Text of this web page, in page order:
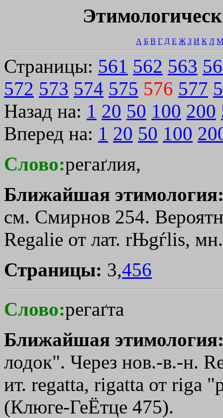
А Б В Г Д Е Ж З И К Л М
Страницы: 561 562 563
572 573 574 575 576 577
Назад на: 1 20 50 100 200
Вперед на: 1 20 50 100
Слово:регаґлия,
Ближайшая
см. Смирнов 254.
Regalie от лат. rЊgѓlis,
Страницы: 3,456
Слово:регаґта
Ближайшая
лодок". Через нов.-в.-н.
ит. regatta, rigatta от rigа
(Клюге-ГеЁтце 475).